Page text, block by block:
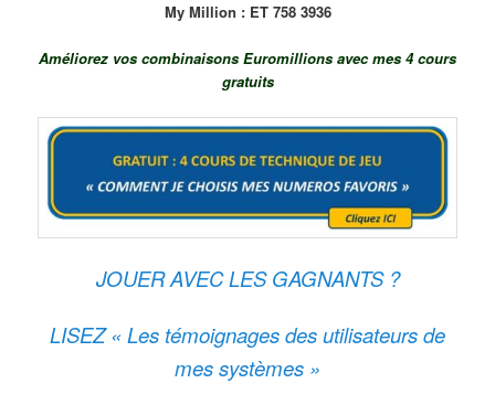
My Million : ET 758 3936
Améliorez vos combinaisons Euromillions avec mes 4 cours
gratuits
JOUER AVEC LES GAGNANTS ?
LISEZ « Les témoignages des utilisateurs de
mes systèmes »